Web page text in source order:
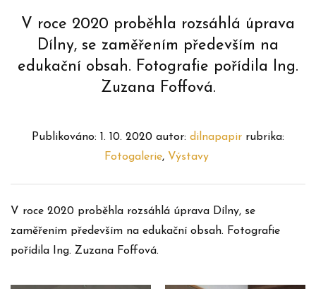
V roce 2020 proběhla rozsáhlá úprava
Dílny, se zaměřením především na
edukační obsah. Fotografie pořídila Ing.
Zuzana Foffová.
Publikováno: 1. 10. 2020 autor: dilnapapir rubrika:
Fotogalerie, Výstavy
V roce 2020 proběhla rozsáhlá úprava Dílny, se
zaměřením především na edukační obsah. Fotografie
pořídila Ing. Zuzana Foffová.